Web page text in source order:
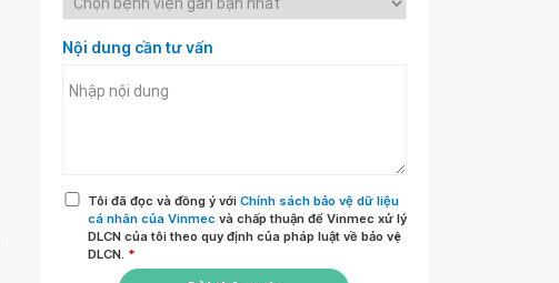
Nội dung cần tư vấn
Tôi đã đọc và đồng ý với Chính sách bảo vệ dữ liệu
cá nhân của Vinmec và chấp thuận để Vinmec xử lý
DLCN của tôi theo quy định của pháp luật về bảo vệ
DLCN. *